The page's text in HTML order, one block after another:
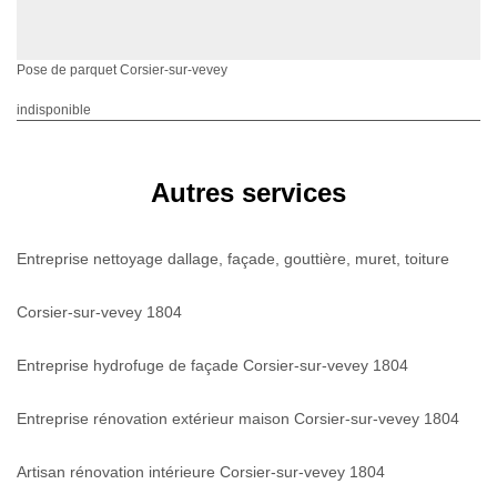
Pose de parquet Corsier-sur-vevey
indisponible
Autres services
Entreprise nettoyage dallage, façade, gouttière, muret, toiture
Corsier-sur-vevey 1804
Entreprise hydrofuge de façade Corsier-sur-vevey 1804
Entreprise rénovation extérieur maison Corsier-sur-vevey 1804
Artisan rénovation intérieure Corsier-sur-vevey 1804